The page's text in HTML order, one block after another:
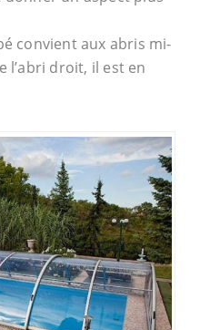
convient aux abris mi-
l’abri droit, il est en